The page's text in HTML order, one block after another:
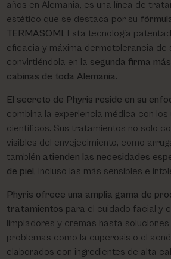
años en Alemania, es una línea de
estético que se destaca por su
TERMASOMI. Esta tecnología
eficacia y máxima dermotolerancia de
convirtiéndola en la segunda firma
cabinas de toda Alemania.
El secreto de Phyris reside en su
combina la experiencia médica con
científicos. Sus tratamientos no solo
visibles del envejecimiento, como
también atienden las necesidades
de piel, incluso las más sensibles e
Phyris ofrece una amplia gama de
tratamientos para el cuidado facial y
limpiadores y cremas hasta
problemas como la cuperosis o el
elaborados con ingredientes de alta